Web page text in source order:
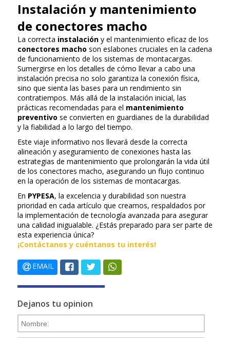
Instalación y mantenimiento
de conectores macho
La correcta instalación y el mantenimiento eficaz de los
conectores macho son eslabones cruciales en la cadena
de funcionamiento de los sistemas de montacargas.
Sumergirse en los detalles de cómo llevar a cabo una
instalación precisa no solo garantiza la conexión física,
sino que sienta las bases para un rendimiento sin
contratiempos. Más allá de la instalación inicial, las
prácticas recomendadas para el mantenimiento
preventivo se convierten en guardianes de la durabilidad
y la fiabilidad a lo largo del tiempo.
Este viaje informativo nos llevará desde la correcta
alineación y aseguramiento de conexiones hasta las
estrategias de mantenimiento que prolongarán la vida útil
de los conectores macho, asegurando un flujo continuo
en la operación de los sistemas de montacargas.
En PYPESA, la excelencia y durabilidad son nuestra
prioridad en cada artículo que creamos, respaldados por
la implementación de tecnología avanzada para asegurar
una calidad inigualable. ¿Estás preparado para ser parte de
esta experiencia única?
¡Contáctanos y cuéntanos tu interés!
EMAIL
Dejanos tu opinion